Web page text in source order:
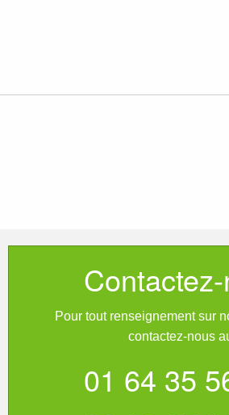
Pour tout renseignement sur
contactez-nous
01 64 35